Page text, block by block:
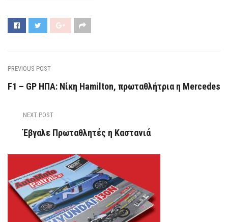
PREVIOUS POST
F1 – GP ΗΠA: Νίκη Hamilton, πρωταθλήτρια η Mercedes
NEXT POST
Έβγαλε Πρωταθλητές η Καστανιά